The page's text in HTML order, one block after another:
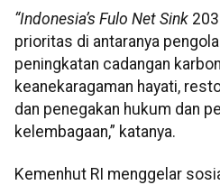
“Indonesia’s Fulo Net Sink
prioritas di antaranya
peningkatan cadangan
keanekaragaman hayati,
dan penegakan hukum dan
kelembagaan,” katanya.
Kemenhut RI menggelar